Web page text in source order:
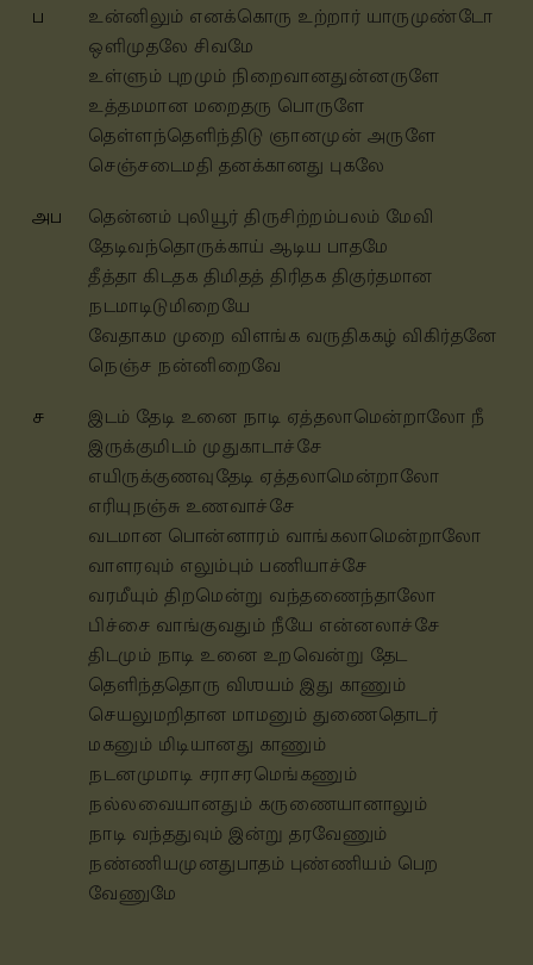
ப
உன்னிலும் எனக்கொரு உற்றார் யாருமுண்டோ
ஒளிமுதலே சிவமே
உள்ளும் புறமும் நிறைவானதுன்னருளே
உத்தமமான மறைதரு பொருளே
தெள்ளந்தெளிந்திடு ஞானமுன் அருளே
செஞ்சடைமதி தனக்கானது புகலே
அப
தென்னம் புலியூர் திருசிற்றம்பலம் மேவி
தேடிவந்தொருக்காய் ஆடிய பாதமே
தீத்தா கிடதக திமிதத் திரிதக திகுர்தமான
நடமாடிடுமிறையே
வேதாகம முறை விளங்க வருதிககழ் விகிர்தனே
நெஞ்ச நன்னிறைவே
ச
இடம் தேடி உனை நாடி ஏத்தலாமென்றாலோ நீ
இருக்குமிடம் முதுகாடாச்சே
எயிருக்குணவுதேடி ஏத்தலாமென்றாலோ
எரியுநஞ்சு உணவாச்சே
வடமான பொன்னாரம் வாங்கலாமென்றாலோ
வாளரவும் எலும்பும் பணியாச்சே
வரமீயும் திறமென்று வந்தணைந்தாலோ
பிச்சை வாங்குவதும் நீயே என்னலாச்சே
திடமும் நாடி உனை உறவென்று தேட
தெளிந்ததொரு விஶயம் இது காணும்
செயலுமறிதான மாமனும் துணைதொடர்
மகனும் மிடியானது காணும்
நடனமுமாடி சராசரமெங்கணும்
நல்லவையானதும் கருணையானாலும்
நாடி வந்ததுவும் இன்று தரவேணும்
நண்ணியமுனதுபாதம் புண்ணியம் பெற
வேணுமே